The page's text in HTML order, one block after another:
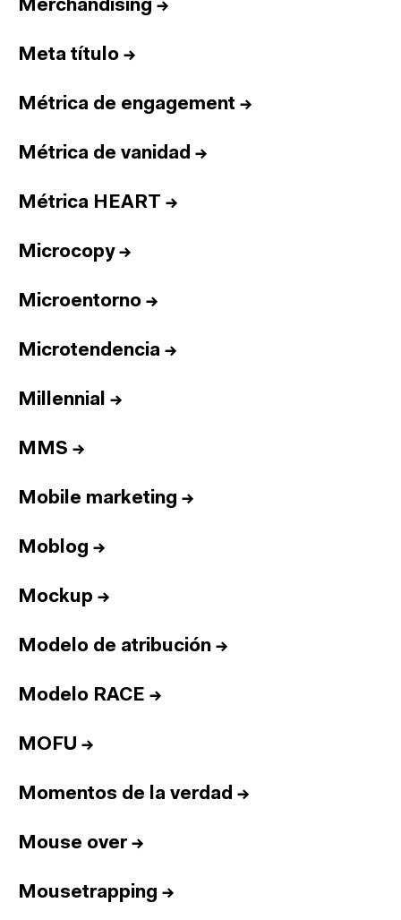
Merchandising →
Meta título →
Métrica de engagement →
Métrica de vanidad →
Métrica HEART →
Microcopy→
Microentorno →
Microtendencia →
Millennial →
MMS →
Mobile marketing →
Moblog →
Mockup →
Modelo de atribución →
Modelo RACE →
MOFU →
Momentos de la verdad →
Mouse over→
Mousetrapping →
Inicio
Informes
Sesiones
Premios
Contacto
Legal
Privacidad Cookies
Twitter3.332Linkedin
Newsletter31.730